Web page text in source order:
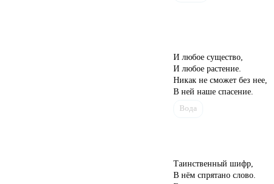
И любое существо,
И любое растение.
Никак не сможет без нее,
В ней наше спасение.
Вода
Таинственный шифр,
В нём спрятано слово.